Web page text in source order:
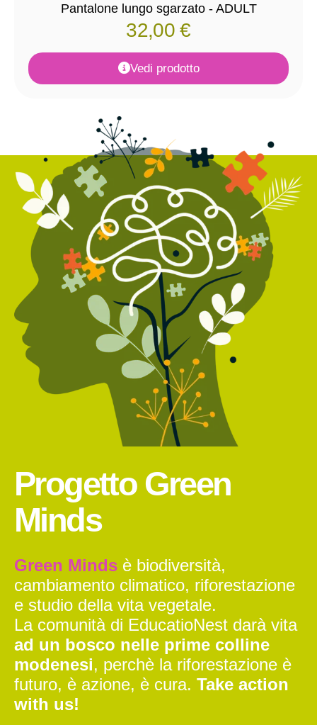
Pantalone lungo sgarzato - ADULT
32,00€
Vedi prodotto
Progetto Green
Minds
Green Minds è biodiversità,
cambiamento climatico, riforestazione
e studio della vita vegetale.
La comunità di EducatioNest darà vita
ad un bosco nelle prime colline
modenesi, perchè la riforestazione è
futuro, è azione, è cura. Take action
with us!